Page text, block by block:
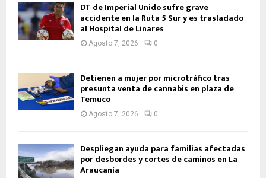
DT de Imperial Unido sufre grave
accidente en la Ruta 5 Sur y es trasladado
al Hospital de Linares
Agosto 7, 2026 0
Detienen a mujer por microtráfico tras
presunta venta de cannabis en plaza de
Temuco
Agosto 7, 2026 0
Despliegan ayuda para familias afectadas
por desbordes y cortes de caminos en La
Araucanía